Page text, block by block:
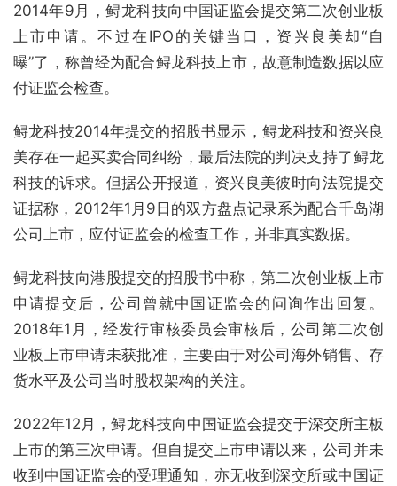
2014年9月，鲟龙科技向中国证监会提交第二次创业板
上市申请。不过在IPO的关键当口，资兴良美却“自
曝”了，称曾经为配合鲟龙科技上市，故意制造数据以应
付证监会检查。
鲟龙科技2014年提交的招股书显示，鲟龙科技和资兴良
美存在一起买卖合同纠纷，最后法院的判决支持了鲟龙
科技的诉求。但据公开报道，资兴良美彼时向法院提交
证据称，2012年1月9日的双方盘点记录系为配合千岛湖
公司上市，应付证监会的检查工作，并非真实数据。
鲟龙科技向港股提交的招股书中称，第二次创业板上市
申请提交后，公司曾就中国证监会的问询作出回复。
2018年1月，经发行审核委员会审核后，公司第二次创
业板上市申请未获批准，主要由于对公司海外销售、存
货水平及公司当时股权架构的关注。
2022年12月，鲟龙科技向中国证监会提交于深交所主板
上市的第三次申请。但自提交上市申请以来，公司并未
收到中国证监会的受理通知，亦无收到深交所或中国证